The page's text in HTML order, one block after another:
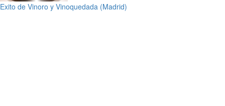
Exito de Vinoro y Vinoquedada (Madrid)